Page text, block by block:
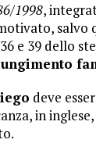
1998,
e 39 dello
deve
in